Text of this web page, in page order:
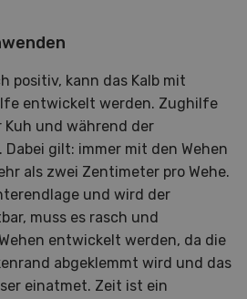
positiv, kann das Kalb mit
entwickelt werden. Zughilfe
und während der
gilt: immer mit den Wehen
als zwei Zentimeter pro Wehe.
und wird der
muss es rasch und
entwickelt werden, da die
abgeklemmt wird und das
einatmet. Zeit ist ein